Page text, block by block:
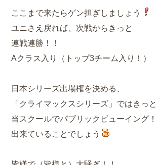
ここまで来たらゲン担ぎしましょう
ユニさえ戻れば、次戦からきっと
連戦連勝！！
Aクラス入り（トップ3チーム入り！）
日本シリーズ出場権を決める、
「クライマックスシリーズ」ではきっと
当スクールでパブリックビューイング！
出来ていることでしょう